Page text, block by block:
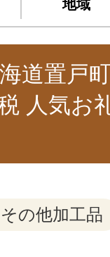
地域
道置戸
人気お
その他加工品